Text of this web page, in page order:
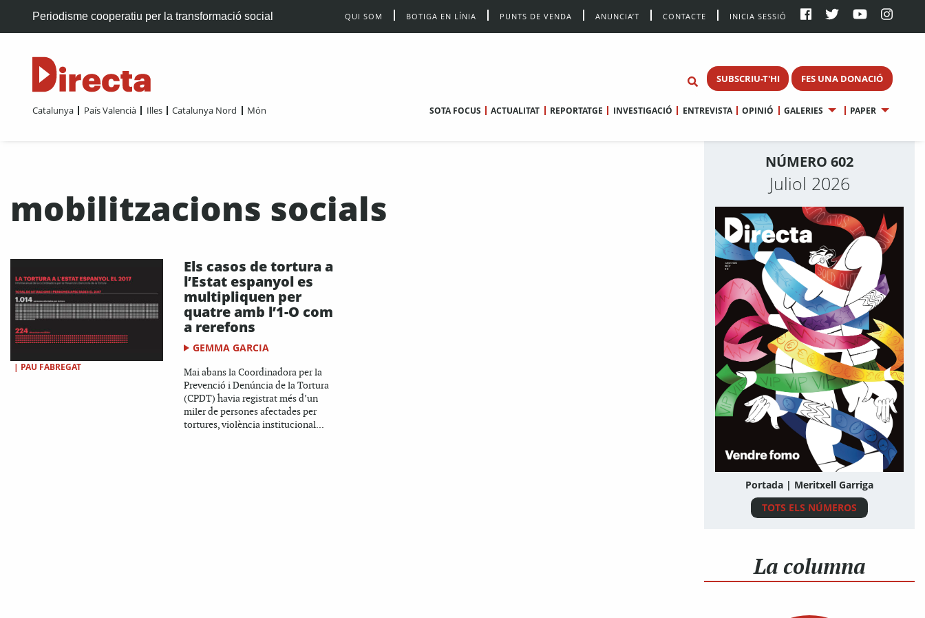
Periodisme cooperatiu per la transformació social QUI SOM BOTIGA EN LÍNIA PUNTS DE VENDA ANUNCIA’T CONTACTE INICIA SESSIÓ
SUBSCRIU-T'HI FES UNA DONACIÓ
Catalunya País Valencià Illes Catalunya Nord Món SOTA FOCUS ACTUALITAT REPORTATGE INVESTIGACIÓ ENTREVISTA OPINIÓ GALERIES PAPER
mobilitzacions socials
| PAU FABREGAT
Els casos de tortura a
l’Estat espanyol es
multipliquen per
quatre amb l’1-O com
a rerefons
GEMMA GARCIA
Mai abans la Coordinadora per la
Prevenció i Denúncia de la Tortura
(CPDT) havia registrat més d’un
miler de persones afectades per
tortures, violència institucional...
NÚMERO 602
Juliol 2026
Portada | Meritxell Garriga
TOTS ELS NÚMEROS
La columna